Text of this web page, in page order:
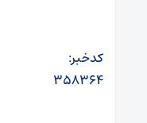
کدخبر:
۳۵۸۳۶۴